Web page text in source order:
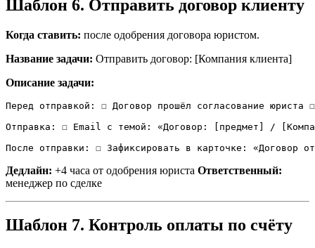
Шаблон 6. Отправить договор клиенту
Когда ставить: после одобрения договора юристом.
Название задачи: Отправить договор: [Компания клиента]
Описание задачи:
Перед отправкой: ☐ Договор прошёл согласование
Отправка: ☐ Email с темой: «Договор: [предмет] /
После отправки: ☐ Зафиксировать в карточке: «Договор
Дедлайн: +4 часа от одобрения юриста Ответственный:
менеджер по сделке
Шаблон 7. Контроль оплаты по счёту